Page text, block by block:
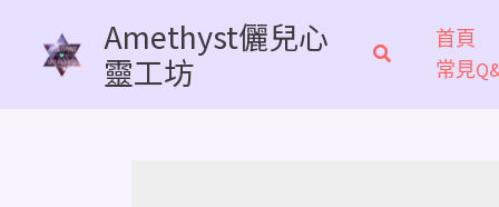
Amethyst儷兒心
靈工坊
首頁
常見